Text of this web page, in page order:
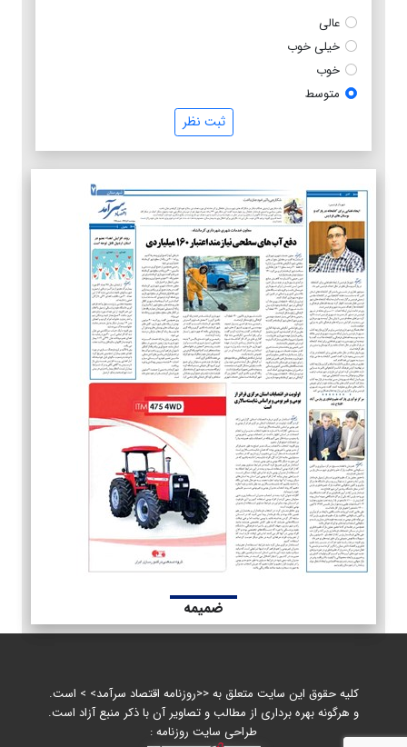
عالی
خیلی خوب
خوب
متوسط
ثبت نظر
ضمیمه
کلیه حقوق این سایت متعلق به <<روزنامه اقتصاد سرآمد> > است.
و هرگونه بهره برداری از مطالب و تصاویر آن با ذکر منبع آزاد است.
طراحی سایت روزنامه :